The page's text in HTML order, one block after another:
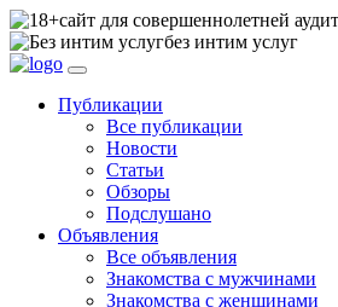
сайт для совершеннолетней
без интим услуг
Публикации
Все публикации
Новости
Статьи
Обзоры
Подслушано
Объявления
Все объявления
Знакомства с мужчинами
Знакомства с женщинами